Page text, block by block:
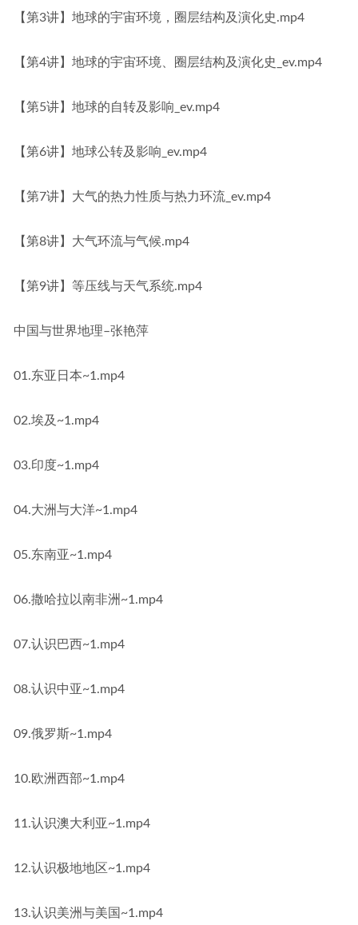
【第3讲】地球的宇宙环境，圈层结构及演化史.mp4
【第4讲】地球的宇宙环境、圈层结构及演化史_ev.mp4
【第5讲】地球的自转及影响_ev.mp4
【第6讲】地球公转及影响_ev.mp4
【第7讲】大气的热力性质与热力环流_ev.mp4
【第8讲】大气环流与气候.mp4
【第9讲】等压线与天气系统.mp4
中国与世界地理–张艳萍
01.东亚日本~1.mp4
02.埃及~1.mp4
03.印度~1.mp4
04.大洲与大洋~1.mp4
05.东南亚~1.mp4
06.撒哈拉以南非洲~1.mp4
07.认识巴西~1.mp4
08.认识中亚~1.mp4
09.俄罗斯~1.mp4
10.欧洲西部~1.mp4
11.认识澳大利亚~1.mp4
12.认识极地地区~1.mp4
13.认识美洲与美国~1.mp4